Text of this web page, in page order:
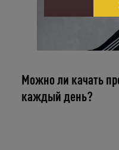
Можно ли качать
каждый день?